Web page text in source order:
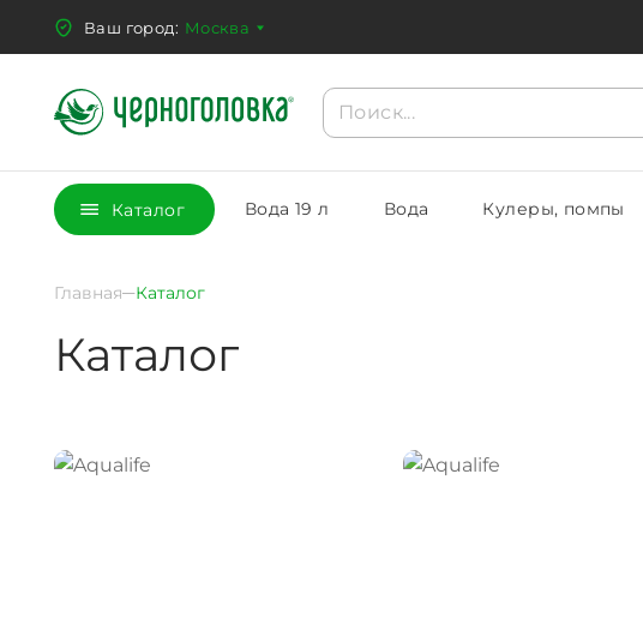
Ваш город: Москва
Каталог Вода 19 л Вода Кулеры, помпы
Главная Каталог
Каталог